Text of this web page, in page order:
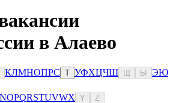
в Алаево
КЛМНОПРС Т УФХЦЧШ Ы ЭЮ
NOPQRSTUVWX Y Z